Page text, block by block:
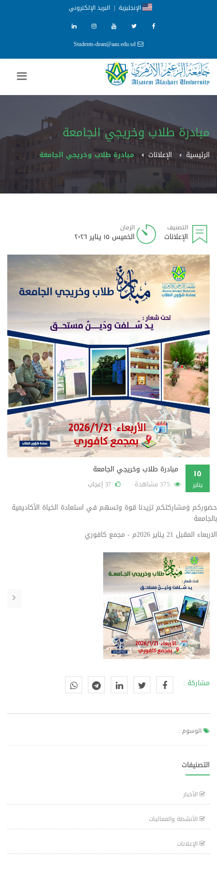
الإنجليزية | البريد الإلكتروني
Students-dean@aau.edu.sd
مبادرة طلاب وخريجي الجامعة
الرئيسية الإعلانات مبادرة طلاب وخريجي الجامعة
التصنيف
الإعلانات
الزمان
الخميس ١٥ يناير ٢٠٢٦
١٥
يناير
مبادرة طلاب وخريجي الجامعة
37 إعجاب
حضوركم وَمشاركتكم تزيدنا قوة وتسهم في استعادة الخياة الأكاديمية
بالجامعة
الاربعاء المقبل 21 يناير 2026م - مجمع كافوري
مشاركة :
الوسوم :
التصنيفات
الأخبار
الأنشطة والفعاليات
الإعلانات